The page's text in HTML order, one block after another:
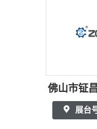
佛山市钲
展台